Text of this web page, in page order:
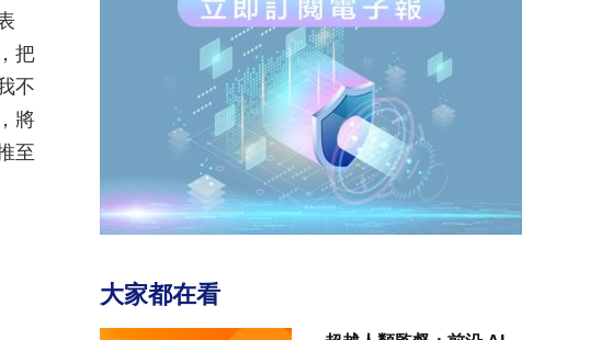
把
不
將
至
大家都在看